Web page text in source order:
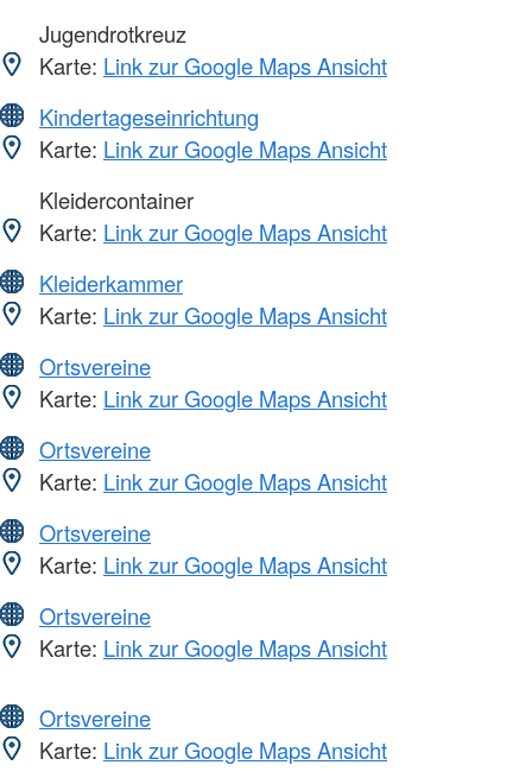
Jugendrotkreuz
Karte: Link zur Google Maps Ansicht
Kindertageseinrichtung
Karte: Link zur Google Maps Ansicht
Kleidercontainer
Karte: Link zur Google Maps Ansicht
Kleiderkammer
Karte: Link zur Google Maps Ansicht
Ortsvereine
Karte: Link zur Google Maps Ansicht
Ortsvereine
Karte: Link zur Google Maps Ansicht
Ortsvereine
Karte: Link zur Google Maps Ansicht
Ortsvereine
Karte: Link zur Google Maps Ansicht
Ortsvereine
Karte: Link zur Google Maps Ansicht